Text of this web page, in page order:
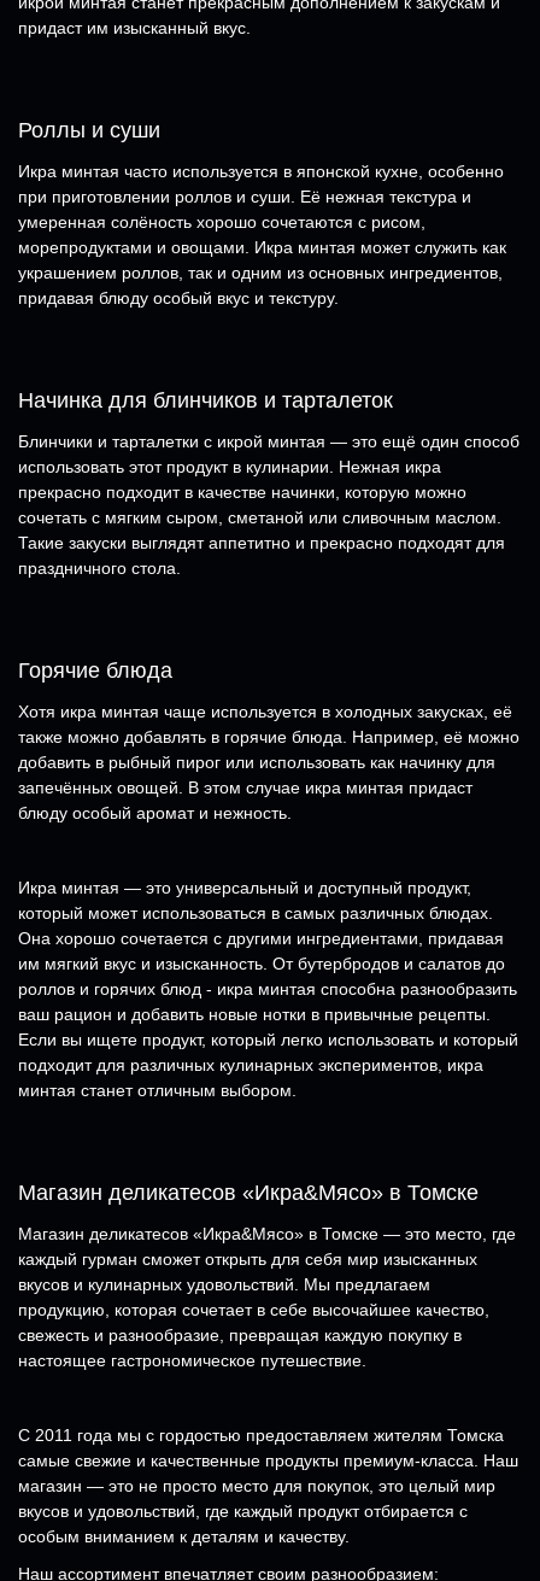
придаст им изысканный вкус.
Роллы и суши
Икра минтая часто используется в японской кухне, особенно
при приготовлении роллов и суши. Её нежная текстура и
умеренная солёность хорошо сочетаются с рисом,
морепродуктами и овощами. Икра минтая может служить как
украшением роллов, так и одним из основных ингредиентов,
придавая блюду особый вкус и текстуру.
Начинка для блинчиков и тарталеток
Блинчики и тарталетки с икрой минтая — это ещё один способ
использовать этот продукт в кулинарии. Нежная икра
прекрасно подходит в качестве начинки, которую можно
сочетать с мягким сыром, сметаной или сливочным маслом.
Такие закуски выглядят аппетитно и прекрасно подходят для
праздничного стола.
Горячие блюда
Хотя икра минтая чаще используется в холодных закусках, её
также можно добавлять в горячие блюда. Например, её можно
добавить в рыбный пирог или использовать как начинку для
запечённых овощей. В этом случае икра минтая придаст
блюду особый аромат и нежность.
Икра минтая — это универсальный и доступный продукт,
который может использоваться в самых различных блюдах.
Она хорошо сочетается с другими ингредиентами, придавая
им мягкий вкус и изысканность. От бутербродов и салатов до
роллов и горячих блюд - икра минтая способна разнообразить
ваш рацион и добавить новые нотки в привычные рецепты.
Если вы ищете продукт, который легко использовать и который
подходит для различных кулинарных экспериментов, икра
минтая станет отличным выбором.
Магазин деликатесов «Икра&Мясо» в Томске
Магазин деликатесов «Икра&Мясо» в Томске — это место, где
каждый гурман сможет открыть для себя мир изысканных
вкусов и кулинарных удовольствий. Мы предлагаем
продукцию, которая сочетает в себе высочайшее качество,
свежесть и разнообразие, превращая каждую покупку в
настоящее гастрономическое путешествие.
С 2011 года мы с гордостью предоставляем жителям Томска
самые свежие и качественные продукты премиум-класса. Наш
магазин — это не просто место для покупок, это целый мир
вкусов и удовольствий, где каждый продукт отбирается с
особым вниманием к деталям и качеству.
Наш ассортимент впечатляет своим разнообразием: